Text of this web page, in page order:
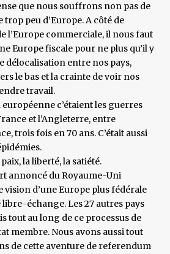
que nous souffrons non pas de
trop peu d’Europe. A côté de
l’Europe commerciale, il nous faut
Europe fiscale pour ne plus qu’il y
délocalisation entre nos pays,
le bas et la crainte de voir nos
travail.
c’étaient les guerres
et l’Angleterre, entre
trois fois en 70 ans. C’était aussi
paix, la liberté, la satiété.
annoncé du Royaume-Uni
vision d’une Europe plus fédérale
libre-échange. Les 27 autres pays
tout au long de ce processus de
membre. Nous avons aussi tout
de cette aventure de referendum